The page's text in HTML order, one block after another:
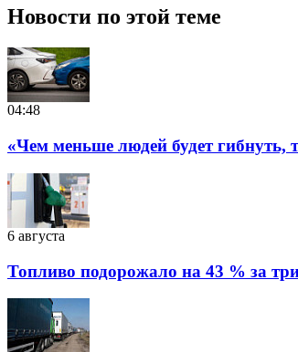
Новости по этой теме
04:48
«Чем меньше людей будет гибнуть,
6 августа
Топливо подорожало на 43 % за